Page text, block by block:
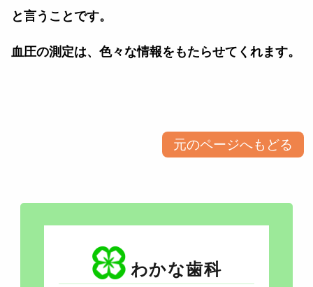
と言うことです。
血圧の測定は、色々な情報をもたらせてくれます。
元のページへもどる
わかな歯科